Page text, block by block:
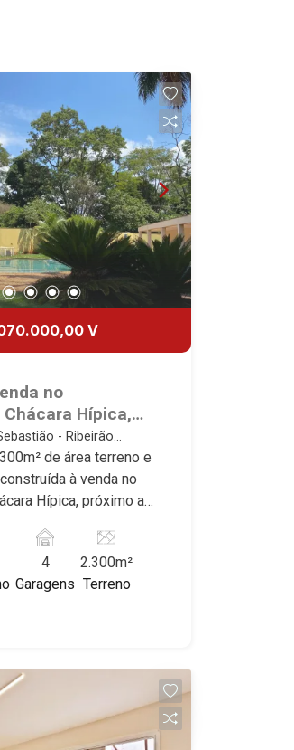
V
no
Hípica,
- Ribeirão
- Ribeirão
de área terreno e
à venda no
Hípica, próximo ao
SP. Conheça
deste imóvel que a
selecionou para
2 ambientes -
e área de serviço
- Churrasqueira -
- Jardim - 4 vagas
4
Garagens
2.300m²
Terreno